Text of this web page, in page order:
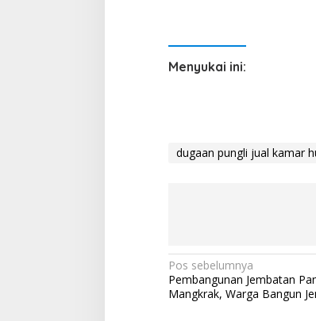
Menyukai ini:
dugaan pungli jual kamar
N
a
Pos sebelumnya
Pembangunan Jembatan
Mangkrak, Warga Bangun